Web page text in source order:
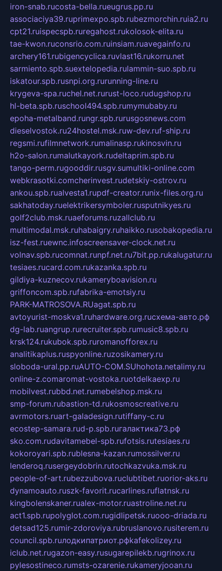
iron-snab.rucosta-bella.rueugrus.pp.ru
associaciya39.ruprimexpo.spb.rubezmorchin.ruia2.ru
cpt21.ruispecspb.ruregahost.rukolosok-elita.ru
tae-kwon.ruconsrio.com.ruinsiam.ruavegainfo.ru
archery161.rubigencyclica.ruvlast16.rukorru.net
sarmiento.spb.suextelopedia.rulammin-suo.spb.ru
iskatour.spb.rusnpi.org.rurunning-line.ru
krygeva-spa.ruchel.net.rurust-loco.rudugshop.ru
hl-beta.spb.ruschool494.spb.rumymubaby.ru
epoha-metalband.rungr.spb.rurusgosnews.com
dieselvostok.ru24hostel.msk.ruw-dev.ruf-ship.ru
regsmi.rufilmnetwork.rumalinasp.rukinosvin.ru
h2o-salon.rumalutkayork.rudeltaprim.spb.ru
tango-perm.rugooddir.rusgv.sumultiki-online.com
webkrasotki.comcherinvest.rudetskiy-ostrov.ru
ankou.spb.rualvesta1.rupdf-creator.runix-files.org.ru
sakhatoday.ruelektrikersymboler.rusputnikyes.ru
golf2club.msk.ruaeforums.ruzallclub.ru
multimodal.msk.ruhabaigry.ruhaikko.rusobakopedia.ru
isz-fest.ruewnc.infoscreensaver-clock.net.ru
volnav.spb.rucomnat.runpf.net.ru7bit.pp.rukalugatur.ru
tesiaes.rucard.com.rukazanka.spb.ru
gildiya-kuznecov.rukameryboavision.ru
griffoncom.spb.rufabrika-emotsiy.ru
PARK-MATROSOVA.RUagat.spb.ru
avtoyurist-moskva1.ruhardware.org.ruсхема-авто.рф
dg-lab.ruangrup.rurecruiter.spb.rumusic8.spb.ru
krsk124.rukubok.spb.ruromanofforex.ru
analitikaplus.ruspyonline.ruzosikamery.ru
sloboda-ural.pp.ruAUTO-COM.SUhohota.netalimy.ru
online-z.comaromat-vostoka.ruotdelkaexp.ru
mobilvest.rubbd.net.rumebelshop.msk.ru
smp-forum.rubastion-td.rukosmoscreative.ru
avrmotors.ruart-galadesign.rutiffany-c.ru
ecostep-samara.rud-p.spb.ruгалактика73.рф
sko.com.rudavitamebel-spb.rufotsis.rutesiaes.ru
kokoroyari.spb.rublesna-kazan.rumossilver.ru
lenderoq.rusergeydobrin.rutochkazvuka.msk.ru
people-of-art.rubezzubova.ruclubtibet.ruorior-aks.ru
dynamoauto.ruszk-favorit.rucarlines.ruflatnsk.ru
kingbolenskaner.rualex-motor.ruastroline.net.ru
act1.spb.rupolyglot.com.rugidlipetsk.ruooo-driada.ru
detsad125.rumir-zdoroviya.rubruslanovo.rusiterem.ru
council.spb.ruлодкипатриот.рфkafekolizey.ru
iclub.net.rugazon-easy.rusugarepilekb.rugrinox.ru
pylesostineco.rumsts-ozarenie.rukameryjooan.ru